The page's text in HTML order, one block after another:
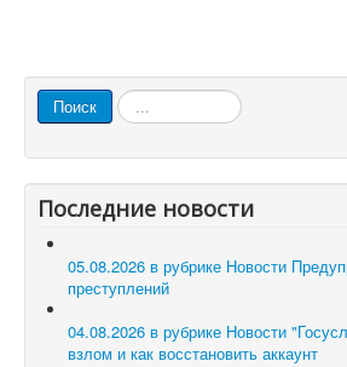
Поиск Искать...
Последние новости
05.08.2026 в рубрике Новости
преступлений
04.08.2026 в рубрике Новости
взлом и как восстановить аккаунт